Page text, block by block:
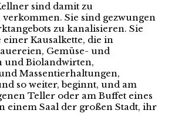
sind damit zu
Sie sind gezwungen
zu kanalisieren. Sie
einer Kausalkette, die in
Gemüse- und
und Biolandwirten,
Massentierhaltungen,
so weiter, beginnt, und am
Teller oder am Buffet eines
einem Saal der großen Stadt, ihr